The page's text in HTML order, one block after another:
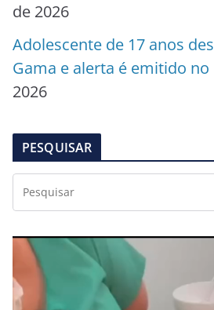
de 2026
Adolescente de 17 anos
Gama e alerta é emitido no
2026
PESQUISAR